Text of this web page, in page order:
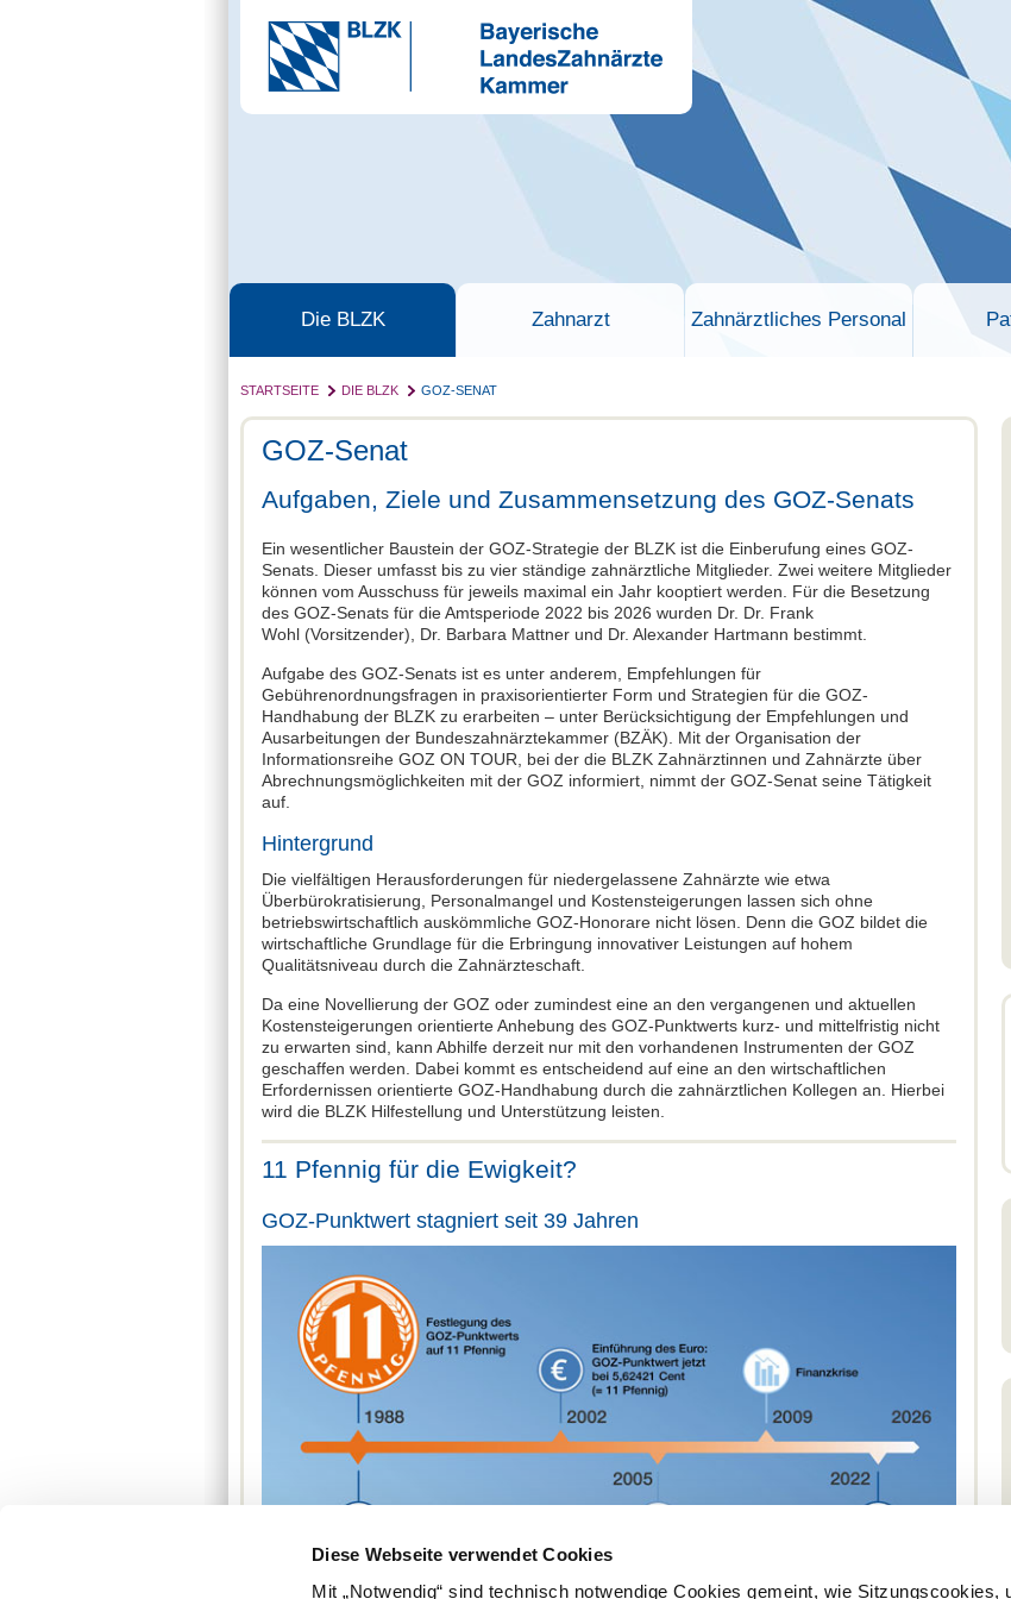
Diese Webseite verwendet Cookies
Mit „Notwendig“ sind technisch notwendige Cookies gemeint, wie Sitzungscookies,
Die BLZK Zahnarzt Zahnärztliches Personal
STARTSEITE DIE BLZK GOZ-SENAT
GOZ-Senat
Aufgaben, Ziele und Zusammensetzung des GOZ-Senats
Ein wesentlicher Baustein der GOZ-Strategie der BLZK ist die Einberufung eines GOZ-
Senats. Dieser umfasst bis zu vier ständige zahnärztliche Mitglieder. Zwei weitere Mitglieder
können vom Ausschuss für jeweils maximal ein Jahr kooptiert werden. Für die Besetzung
des GOZ-Senats für die Amtsperiode 2022 bis 2026 wurden Dr. Dr. Frank
Wohl (Vorsitzender), Dr. Barbara Mattner und Dr. Alexander Hartmann bestimmt.
Aufgabe des GOZ-Senats ist es unter anderem, Empfehlungen für
Gebührenordnungsfragen in praxisorientierter Form und Strategien für die GOZ-
Handhabung der BLZK zu erarbeiten – unter Berücksichtigung der Empfehlungen und
Ausarbeitungen der Bundeszahnärztekammer (BZÄK). Mit der Organisation der
Informationsreihe GOZ ON TOUR, bei der die BLZK Zahnärztinnen und Zahnärzte über
Abrechnungsmöglichkeiten mit der GOZ informiert, nimmt der GOZ-Senat seine Tätigkeit
auf.
Hintergrund
Die vielfältigen Herausforderungen für niedergelassene Zahnärzte wie etwa
Überbürokratisierung, Personalmangel und Kostensteigerungen lassen sich ohne
betriebswirtschaftlich auskömmliche GOZ-Honorare nicht lösen. Denn die GOZ bildet die
wirtschaftliche Grundlage für die Erbringung innovativer Leistungen auf hohem
Qualitätsniveau durch die Zahnärzteschaft.
Da eine Novellierung der GOZ oder zumindest eine an den vergangenen und aktuellen
Kostensteigerungen orientierte Anhebung des GOZ-Punktwerts kurz- und mittelfristig nicht
zu erwarten sind, kann Abhilfe derzeit nur mit den vorhandenen Instrumenten der GOZ
geschaffen werden. Dabei kommt es entscheidend auf eine an den wirtschaftlichen
Erfordernissen orientierte GOZ-Handhabung durch die zahnärztlichen Kollegen an. Hierbei
wird die BLZK Hilfestellung und Unterstützung leisten.
11 Pfennig für die Ewigkeit?
GOZ-Punktwert stagniert seit 39 Jahren